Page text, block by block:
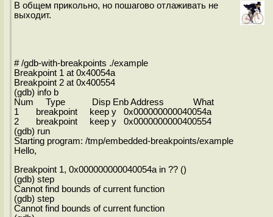
В общем прикольно, но пошагово отлаживать не
выходит.
# /gdb-with-breakpoints ./example
Breakpoint 1 at 0x40054a
Breakpoint 2 at 0x400554
(gdb) info b
Num Type Disp Enb Address What
1 breakpoint keep y 0x000000000040054a
2 breakpoint keep y 0x0000000000400554
(gdb) run
Starting program: /tmp/embedded-breakpoints/example
Hello,
Breakpoint 1, 0x000000000040054a in ?? ()
(gdb) step
Cannot find bounds of current function
(gdb) step
Cannot find bounds of current function